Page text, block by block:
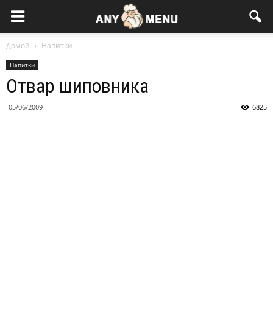
Домой Напитки
Напитки
Отвар шиповника
05/06/2009 6825